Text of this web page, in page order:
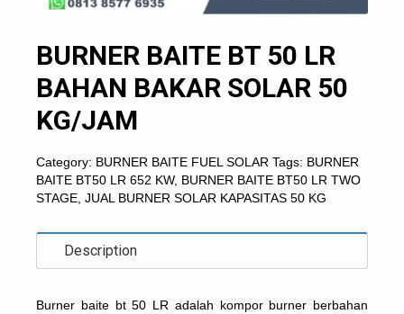
BURNER BAITE BT 50 LR
BAHAN BAKAR SOLAR 50
KG/JAM
Category: BURNER BAITE FUEL SOLAR Tags: BURNER
BAITE BT50 LR 652 KW, BURNER BAITE BT50 LR TWO
STAGE JUAL BURNER SOLAR KAPASITAS 50 KG
Description
Burner baite bt 50 LR adalah kompor burner berbahan